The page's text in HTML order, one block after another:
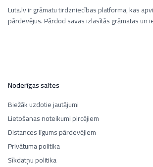
Luta.lv ir grāmatu tirdzniecības platforma, kas
pārdevējus. Pārdod savas izlasītās grāmatas un
Noderīgas saites
Biežāk uzdotie jautājumi
Lietošanas noteikumi pircējiem
Distances līgums pārdevējiem
Privātuma politika
Sīkdatņu politika